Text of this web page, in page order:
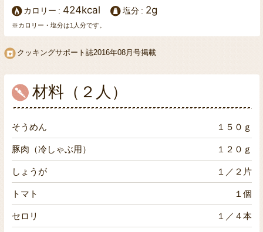
カロリー 424kcal 塩分 2g
※カロリー・塩分は1人分です。
クッキングサポート誌2016年08月号掲載
材料（２人）
そうめん １５０ｇ
豚肉（冷しゃぶ用） １２０ｇ
しょうが １／２片
トマト １個
セロリ １／４本